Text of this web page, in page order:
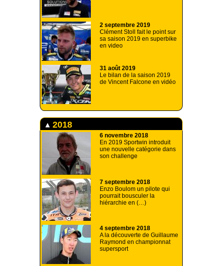
2 septembre 2019
Clément Stoll fait le point sur
sa saison 2019 en superbike
en video
31 août 2019
Le bilan de la saison 2019
de Vincent Falcone en vidéo
2018
6 novembre 2018
En 2019 Sportwin introduit
une nouvelle catégorie dans
son challenge
7 septembre 2018
Enzo Boulom un pilote qui
pourrait bousculer la
hiérarchie en (…)
4 septembre 2018
A la découverte de Guillaume
Raymond en championnat
supersport